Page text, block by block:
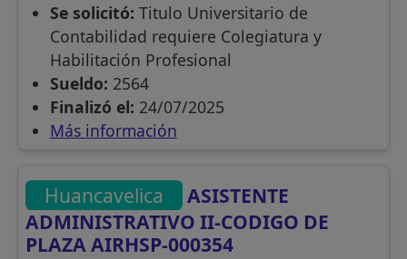
Se solicitó: Titulo Universitario de
Contabilidad requiere Colegiatura y
Habilitación Profesional
Sueldo: 2564
Finalizó el: 24/07/2025
Más información
Huancavelica
ASISTENTE
ADMINISTRATIVO II-CODIGO DE
PLAZA AIRHSP-000354